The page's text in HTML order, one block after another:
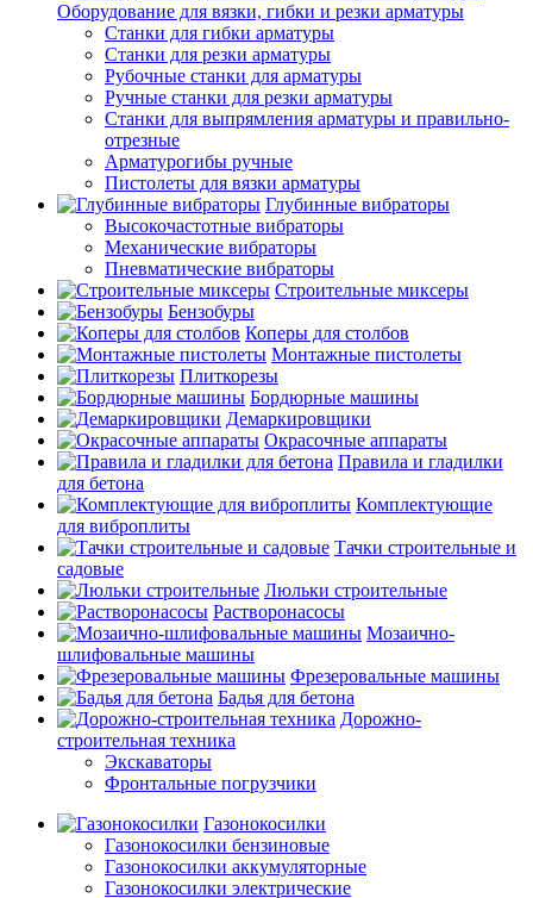
Оборудование для вязки, гибки и резки арматуры
Станки для гибки арматуры
Станки для резки арматуры
Рубочные станки для арматуры
Ручные станки для резки арматуры
Станки для выпрямления арматуры и правильно-
отрезные
Арматурогибы ручные
Пистолеты для вязки арматуры
Глубинные вибраторы
Высокочастотные вибраторы
Механические вибраторы
Пневматические вибраторы
Строительные миксеры
Бензобуры
Коперы для столбов
Монтажные пистолеты
Плиткорезы
Бордюрные машины
Демаркировщики
Окрасочные аппараты
Правила и гладилки
для бетона
Комплектующие
для виброплиты
Тачки строительные и
садовые
Люльки строительные
Растворонасосы
Мозаично-
шлифовальные машины
Фрезеровальные машины
Бадья для бетона
Дорожно-
строительная техника
Экскаваторы
Фронтальные погрузчики
Газонокосилки
Газонокосилки бензиновые
Газонокосилки аккумуляторные
Газонокосилки электрические